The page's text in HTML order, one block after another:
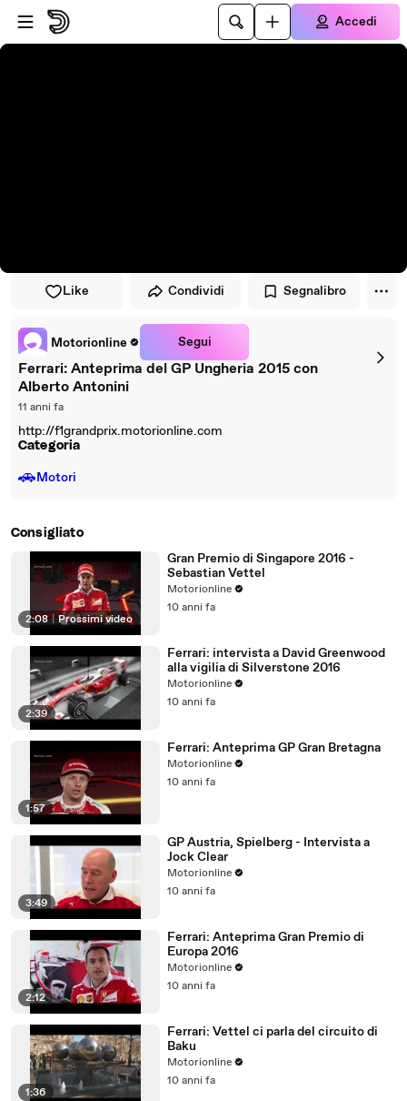
Vai al lettore
Passa al contenuto principale
Accedi
Like Condividi Segnalibro
Motorionline Segui
Ferrari: Anteprima del GP Ungheria 2015 con
Alberto Antonini
11 anni fa
http://f1grandprix.motorionline.com
Categoria
🚗Motori
Consigliato
2:08 | Prossimi video
Gran Premio di Singapore 2016 -
Sebastian Vettel
Motorionline
10 anni fa
2:39
Ferrari: intervista a David Greenwood
alla vigilia di Silverstone 2016
Motorionline
10 anni fa
1:57
Ferrari: Anteprima GP Gran Bretagna
Motorionline
10 anni fa
3:49
GP Austria, Spielberg - Intervista a
Jock Clear
Motorionline
10 anni fa
2:12
Ferrari: Anteprima Gran Premio di
Europa 2016
Motorionline
10 anni fa
1:36
Ferrari: Vettel ci parla del circuito di
Baku
Motorionline
10 anni fa